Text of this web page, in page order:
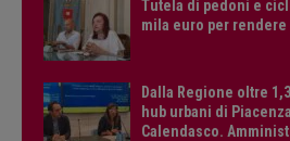
Tutela di pedoni e
mila euro per
Dalla Regione oltre
hub urbani di
Calendasco.